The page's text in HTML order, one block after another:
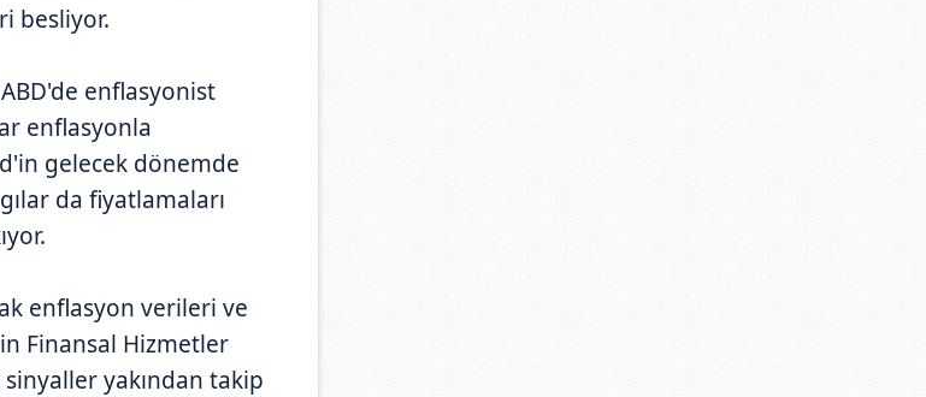
besliyor.
enflasyonist
enflasyonla
gelecek dönemde
da fiyatlamaları
enflasyon verileri ve
Finansal Hizmetler
yakından takip